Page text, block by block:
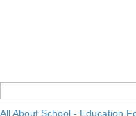
All About School - Education